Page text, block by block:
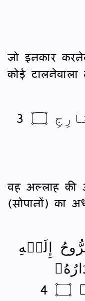
जो इनकार
कोई टालनेवाला
3
वह अल्लाह की
(सोपानों) का
إِلَيۡهِ